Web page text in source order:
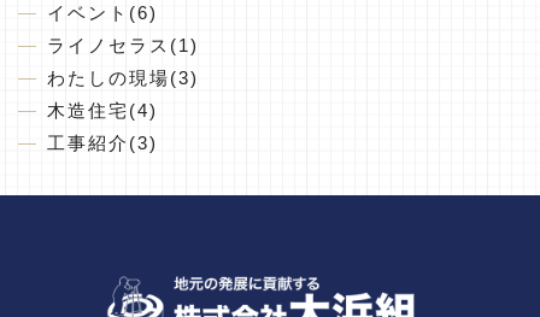
イベント(6)
ライノセラス(1)
わたしの現場(3)
木造住宅(4)
工事紹介(3)